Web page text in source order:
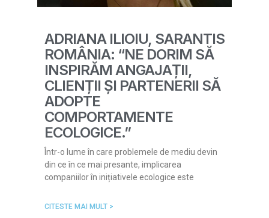
ADRIANA ILIOIU, SARANTIS
ROMÂNIA: “NE DORIM SĂ
INSPIRĂM ANGAJAȚII,
CLIENȚII ȘI PARTENERII SĂ
ADOPTE
COMPORTAMENTE
ECOLOGICE.”
Într-o lume în care problemele de mediu devin
din ce în ce mai presante, implicarea
companiilor în inițiativele ecologice este
CITESTE MAI MULT >